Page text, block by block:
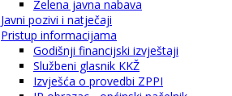
Zelena javna nabava
Javni pozivi i natječaji
Pristup informacijama
Godišnji financijski izvještaji
Službeni glasnik KKŽ
Izvješća o provedbi ZPPI